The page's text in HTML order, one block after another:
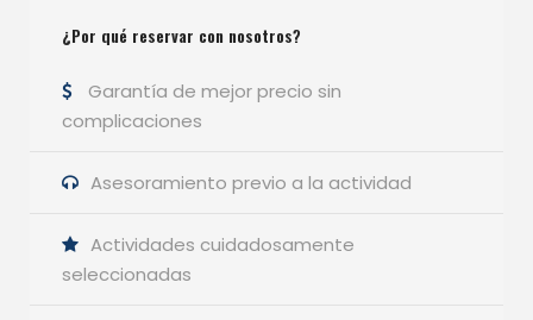
¿Por qué reservar con nosotros?
Garantía de mejor precio sin
complicaciones
Asesoramiento previo a la actividad
Actividades cuidadosamente
seleccionadas